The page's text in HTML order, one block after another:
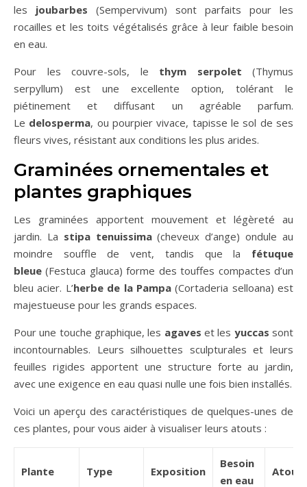
les joubarbes (Sempervivum) sont parfaits pour les
rocailles et les toits végétalisés grâce à leur faible besoin
en eau.
Pour les couvre-sols, le thym serpolet (Thymus
serpyllum) est une excellente option, tolérant le
piétinement et diffusant un agréable parfum.
Le delosperma, ou pourpier vivace, tapisse le sol de ses
fleurs vives, résistant aux conditions les plus arides.
Graminées ornementales et
plantes graphiques
Les graminées apportent mouvement et légèreté au
jardin. La stipa tenuissima(cheveux d’ange) ondule au
moindre souffle de vent, tandis que la fétuque
bleue (Festuca glauca) forme des touffes compactes d’un
bleu acier. L’herbe de la Pampa(Cortaderia selloana) est
majestueuse pour les grands espaces.
Pour une touche graphique, les agaves et les yuccas sont
incontournables. Leurs silhouettes sculpturales et leurs
feuilles rigides apportent une structure forte au jardin,
avec une exigence en eau quasi nulle une fois bien installés.
Voici un aperçu des caractéristiques de quelques-unes de
ces plantes, pour vous aider à visualiser leurs atouts :
Plante Type Exposition
Besoin
en eau